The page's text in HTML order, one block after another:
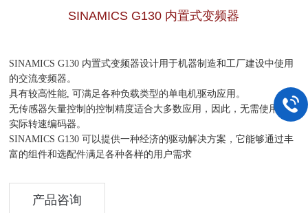
SINAMICS G130 内置式变频器
SINAMICS G130 内置式变频器设计用于机器制造和工厂建设中使用
的交流变频器。
具有较高性能, 可满足各种负载类型的单电机驱动应用。
无传感器矢量控制的控制精度适合大多数应用，因此，无需使用附加
实际转速编码器。
SINAMICS G130 可以提供一种经济的驱动解决方案，它能够通过丰
富的组件和选配件满足各种各样的用户需求
产品咨询